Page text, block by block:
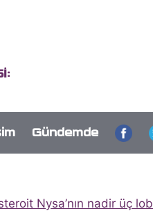
Gündemde
Nysa’nın nadir üç